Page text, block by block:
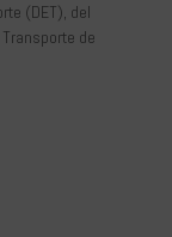
(DET), del
de